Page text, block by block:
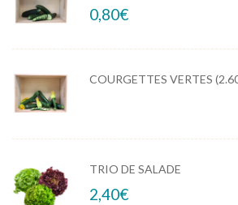
0,80€
COURGETTES VERTES
TRIO DE SALADE
2,40€